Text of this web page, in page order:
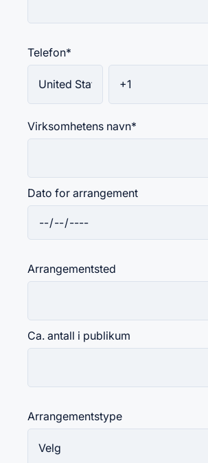
Telefon*
Virksomhetens navn*
Dato for arrangement
Arrangementsted
Ca. antall i publikum
Arrangementstype